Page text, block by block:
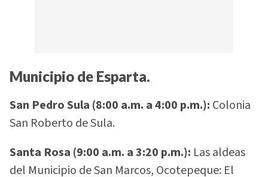
Municipio de Esparta.
San Pedro Sula (8:00 a.m. a 4:00 p.m.): Colonia
San Roberto de Sula.
Santa Rosa (9:00 a.m. a 3:20 p.m.): Las aldeas
del Municipio de San Marcos, Ocotepeque: El